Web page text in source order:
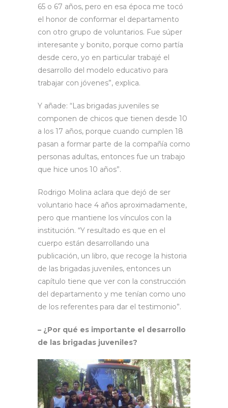
65 o 67 años, pero en esa época me tocó
el honor de conformar el departamento
con otro grupo de voluntarios. Fue súper
interesante y bonito, porque como partía
desde cero, yo en particular trabajé el
desarrollo del modelo educativo para
trabajar con jóvenes”, explica.
Y añade: “Las brigadas juveniles se
componen de chicos que tienen desde 10
a los 17 años, porque cuando cumplen 18
pasan a formar parte de la compañía como
personas adultas, entonces fue un trabajo
que hice unos 10 años”.
Rodrigo Molina aclara que dejó de ser
voluntario hace 4 años aproximadamente,
pero que mantiene los vínculos con la
institución. “Y resultado es que en el
cuerpo están desarrollando una
publicación, un libro, que recoge la historia
de las brigadas juveniles, entonces un
capítulo tiene que ver con la construcción
del departamento y me tenían como uno
de los referentes para dar el testimonio”.
– ¿Por qué es importante el desarrollo
de las brigadas juveniles?